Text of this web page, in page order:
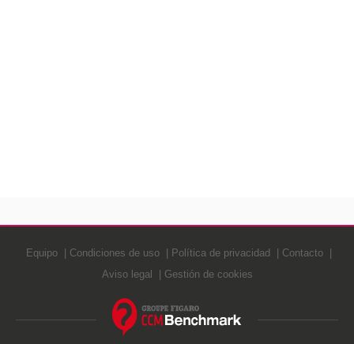
Equipo Condiciones de uso Política de privacidad
Contacto
Aviso legal
Gestión de cookies